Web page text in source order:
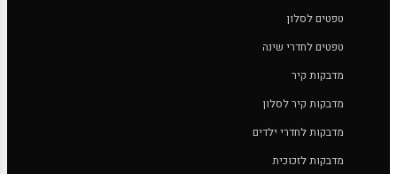
טפטים לסלון
טפטים לחדרי שינה
מדבקות קיר
מדבקות קיר לסלון
מדבקות לחדרי ילדים
מדבקות לזכוכית